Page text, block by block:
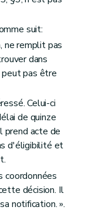
suit:
ne remplit pas
dans
pas être
Celui-ci
de quinze
prend acte de
d'éligibilité et
coordonnées
décision. Il
notification. ».